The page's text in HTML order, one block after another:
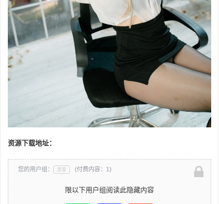
资源下载地址：
您的用户组： 游客 (付费内容：1)
限以下用户组阅读此隐藏内容